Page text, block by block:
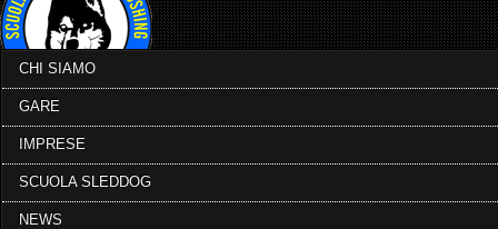
CHI SIAMO
GARE
IMPRESE
SCUOLA SLEDDOG
NEWS